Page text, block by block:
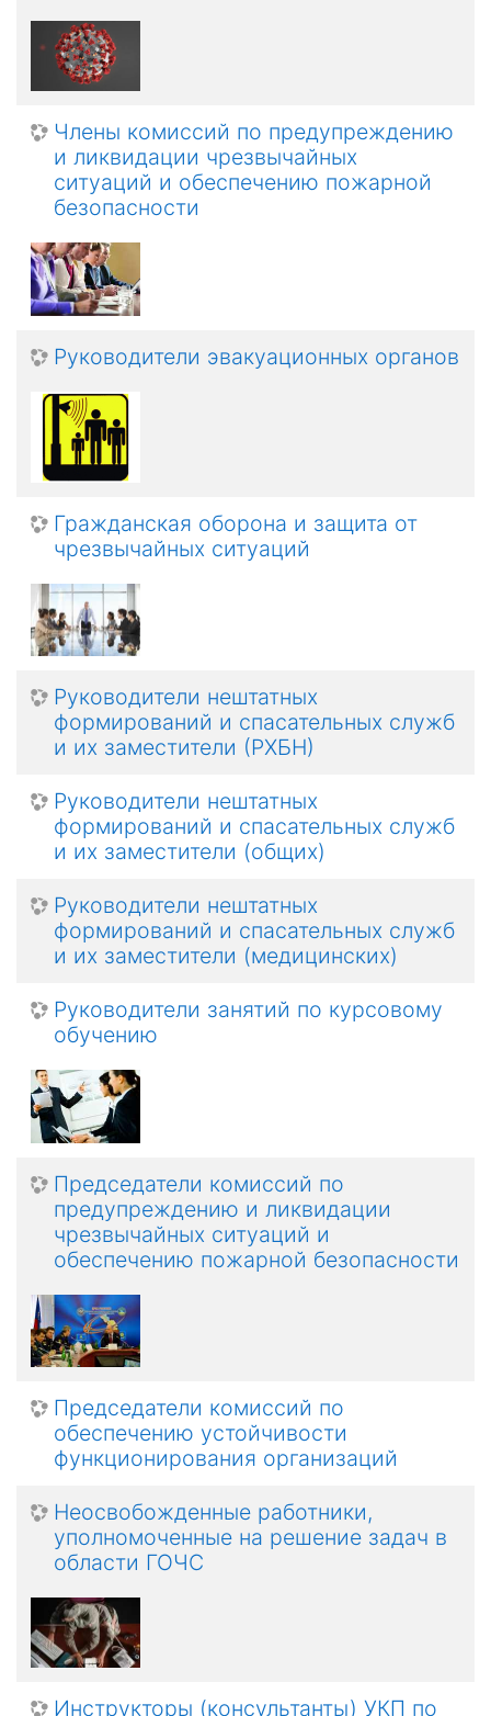
Члены комиссий по предупреждению
и ликвидации чрезвычайных
ситуаций и обеспечению пожарной
безопасности
Руководители эвакуационных органов
Гражданская оборона и защита от
чрезвычайных ситуаций
Руководители нештатных
формирований и спасательных служб
и их заместители (РХБН)
Руководители нештатных
формирований и спасательных служб
и их заместители (общих)
Руководители нештатных
формирований и спасательных служб
и их заместители (медицинских)
Руководители занятий по курсовому
обучению
Председатели комиссий по
предупреждению и ликвидации
чрезвычайных ситуаций и
обеспечению пожарной безопасности
Председатели комиссий по
обеспечению устойчивости
функционирования организаций
Неосвобожденные работники,
уполномоченные на решение задач в
области ГОЧС
Инструкторы (консультанты) УКП по